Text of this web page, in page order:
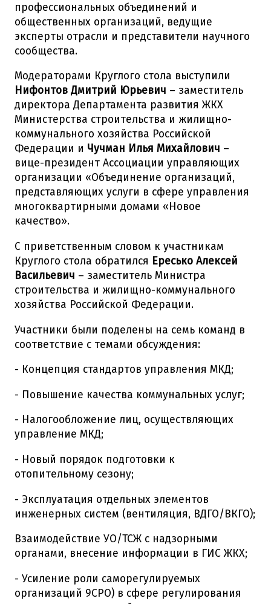
профессиональных объединений и
общественных организаций, ведущие
эксперты отрасли и представители научного
сообщества.
Модераторами Круглого стола выступили
Нифонтов Дмитрий Юрьевич – заместитель
директора Департамента развития ЖКХ
Министерства строительства и жилищно-
коммунального хозяйства Российской
Федерации и Чучман Илья Михайлович –
вице-президент Ассоциации управляющих
организации «Объединение организаций,
представляющих услуги в сфере управления
многоквартирными домами «Новое
качество».
С приветственным словом к участникам
Круглого стола обратился Ересько Алексей
Васильевич – заместитель Министра
строительства и жилищно-коммунального
хозяйства Российской Федерации.
Участники были поделены на семь команд в
соответствие с темами обсуждения:
- Концепция стандартов управления МКД;
- Повышение качества коммунальных услуг;
- Налогообложение лиц, осуществляющих
управление МКД;
- Новый порядок подготовки к
отопительному сезону;
- Эксплуатация отдельных элементов
инженерных систем (вентиляция, ВДГО/ВКГО);
Взаимодействие УО/ТСЖ с надзорными
органами, внесение информации в ГИС ЖКХ;
- Усиление роли саморегулируемых
организаций 9СРО) в сфере регулирования